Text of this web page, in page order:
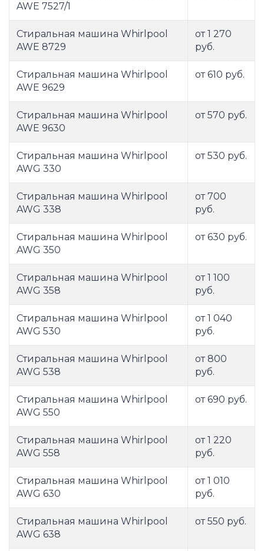
AWE 7527/1
Стиральная машина Whirlpool
AWE 8729
от 1 270
руб.
Стиральная машина Whirlpool
AWE 9629
от 610 руб.
Стиральная машина Whirlpool
AWE 9630
от 570 руб.
Стиральная машина Whirlpool
AWG 330
от 530 руб.
Стиральная машина Whirlpool
AWG 338
от 700
руб.
Стиральная машина Whirlpool
AWG 350
от 630 руб.
Стиральная машина Whirlpool
AWG 358
от 1 100
руб.
Стиральная машина Whirlpool
AWG 530
от 1 040
руб.
Стиральная машина Whirlpool
AWG 538
от 800
руб.
Стиральная машина Whirlpool
AWG 550
от 690 руб.
Стиральная машина Whirlpool
AWG 558
от 1 220
руб.
Стиральная машина Whirlpool
AWG 630
от 1 010
руб.
Стиральная машина Whirlpool
AWG 638
от 550 руб.